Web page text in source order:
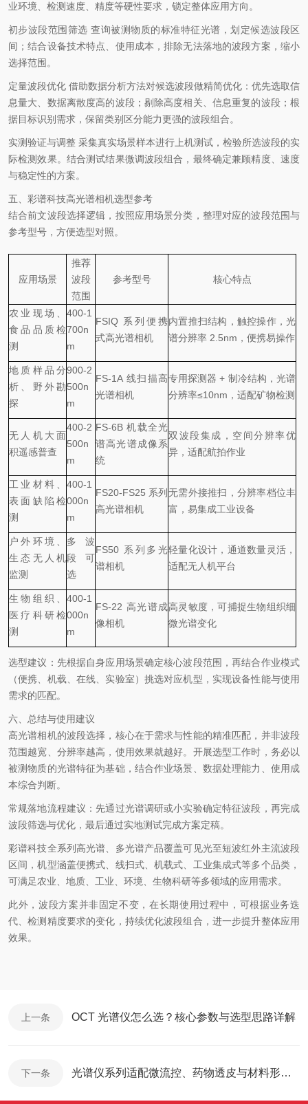
业环境、检测速度、精度等硬性要求，锁定整体应用方向。
初步波段范围筛选 查询被测物质的标准特征光谱，划定候选波段区
间；结合设备技术特点、使用成本，排除无法落地的波段方案，缩小
选择范围。
定量波段优化 借助数据分析方法对候选波段做精简优化：优先选取信
息量大、数据离散度高的波段；剔除高度相关、信息重复的波段；根
据目标识别需求，保留类别区分能力更强的波段组合。
实测验证与调整 采集真实场景样本进行上机测试，检验所选波段的实
际检测效果。结合测试结果微调波段组合，最终确定兼顾精度、速度
与稳定性的方案。
五、彩谱科技高光谱相机选型参考
结合前文波段选择逻辑，按照应用场景分类，整理对应的波段范围与
参考型号，方便选型对照。
应用场景
推荐
波段
范围
参考型号 核心特点
农业现场、
食品品质检
测
400-1
700n
m
FSIQ 系列便携
式高光谱相机
内置推扫结构，触控操作，光
谱分辨率 2.5nm，便携易操作
地质样品分
析、野外勘
探
900-2
500n
m
FS-1A 线扫描高
光谱相机
专用探测器 + 制冷结构，光谱
分辨率≤10nm，适配矿物检测
无人机大面
积遥感普查
400-2
500n
m
FS-6B 机载全光
谱高光谱成像系
统
双波段集成，空间分辨率优
异，适配航拍作业
工业材料、
表面缺陷检
测
400-1
000n
m
FS20-FS25 系列
高光谱相机
无需外接推扫，分辨率档位丰
富，易集成工业设备
户外环境、
生态无人机
监测
多波
段可
选
FS50 系列多光
谱相机
轻量化设计，通道数量灵活，
适配无人机平台
生物组织、
医疗科研检
测
400-1
000n
m
FS-22 高光谱成
像相机
高灵敏度，可捕捉生物组织细
微光谱变化
选型建议：先根据自身应用场景确定核心波段范围，再结合作业模式
（便携、机载、在线、实验室）挑选对应机型，实现设备性能与使用
需求的匹配。
六、总结与使用建议
高光谱相机的波段选择，核心在于需求与性能的精准匹配 ，并非波段
范围越宽、分辨率越高，使用效果就越好。开展选型工作时，务必以
被测物质的光谱特征为基础，结合作业场景、数据处理能力、使用成
本综合判断。
常规落地流程建议：先通过光谱调研或小实验确定特征波段，再完成
波段筛选与优化，最后通过实地测试完成方案定稿。
彩谱科技全系列高光谱、多光谱产品覆盖可见光至短波红外主流波段
区间，机型涵盖便携式、线扫式、机载式、工业集成式等多个品类，
可满足农业、地质、工业、环境、生物科研等多领域的应用需求。
此外，波段方案并非固定不变，在长期使用过程中，可根据业务迭
代、检测精度要求的变化，持续优化波段组合，进一步提升整体应用
效果。
上一条 OCT 光谱仪怎么选？核心参数与选型思路详解
下一条 光谱仪系列适配微流控、药物透皮与材料形貌表征